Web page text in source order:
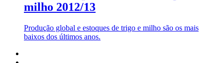
milho 2012/13
Produção global e estoques de trigo e milho são os mais
baixos dos últimos anos.